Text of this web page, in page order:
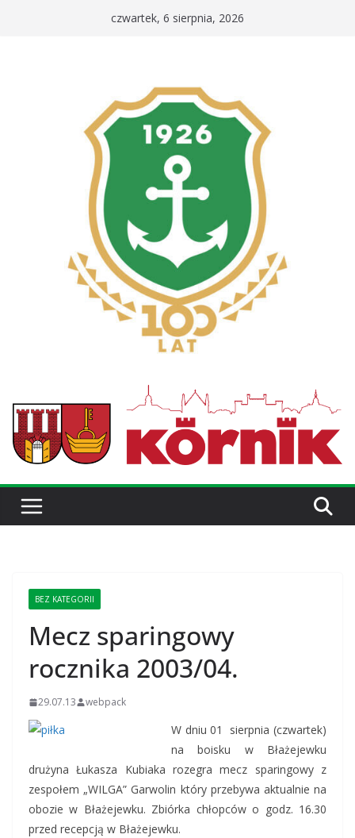
czwartek, 6 sierpnia, 2026
BEZ KATEGORII
Mecz sparingowy
rocznika 2003/04.
29.07.13 webpack
W dniu 01 sierpnia (czwartek)
na boisku w Błażejewku
drużyna Łukasza Kubiaka rozegra mecz sparingowy z
zespołem „WILGA” Garwolin który przebywa aktualnie na
obozie w Błażejewku. Zbiórka chłopców o godz. 16.30
przed recepcją w Błażejewku.